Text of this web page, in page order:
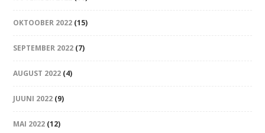
OKTOOBER 2022 (15)
SEPTEMBER 2022 (7)
AUGUST 2022 (4)
JUUNI 2022 (9)
MAI 2022 (12)